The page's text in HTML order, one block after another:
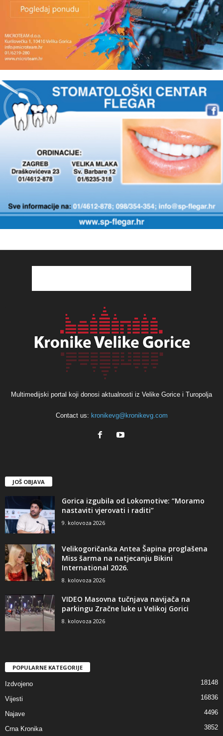
Multimedijski portal koji donosi aktualnosti iz Velike Gorice i Turopolja
Contact us: kronikevg@kronikevg.com
JOŠ OBJAVA
Gorica izgubila od Lokomotive: “Moramo
nastaviti vjerovati i raditi”
9. kolovoza 2026
Velikogoričanka Antea Šapina proglašena
Miss šarma na natjecanju Bikini
International 2026.
8. kolovoza 2026
VIDEO Masovna tučnjava navijača na
parkingu Zračne luke u Velikoj Gorici
8. kolovoza 2026
POPULARNE KATEGORIJE
Izdvojeno 18148
Vijesti 16836
Najave 4496
Crna Kronika 3852